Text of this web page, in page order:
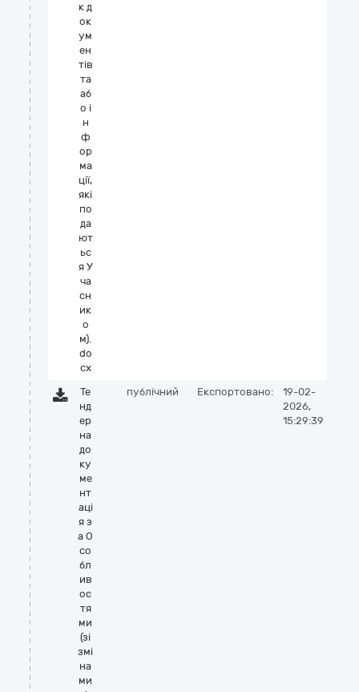
к д
ок
ум
ен
тів
та
аб
о і
н
ф
ор
ма
ції,
які
по
да
ют
ьс
я У
ча
сн
ик
о
м).
do
cx
Те
нд
ер
на
до
ку
ме
нт
аці
я з
а О
со
бл
ив
ос
тя
ми
(зі
змі
на
ми
публічний Експортовано:
19-02-
2026,
15:29:39